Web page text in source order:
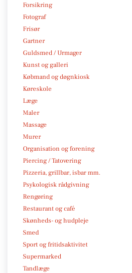
Forsikring
Fotograf
Frisør
Gartner
Guldsmed / Urmager
Kunst og galleri
Købmand og døgnkiosk
Køreskole
Læge
Maler
Massage
Murer
Organisation og forening
Piercing / Tatovering
Pizzeria, grillbar, isbar mm.
Psykologisk rådgivning
Rengøring
Restaurant og café
Skønheds- og hudpleje
Smed
Sport og fritidsaktivitet
Supermarked
Tandlæge